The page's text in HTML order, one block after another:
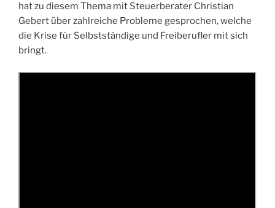
hat zu diesem Thema mit Steuerberater Christian
Gebert über zahlreiche Probleme gesprochen, welche
die Krise für Selbstständige und Freiberufler mit sich
bringt.